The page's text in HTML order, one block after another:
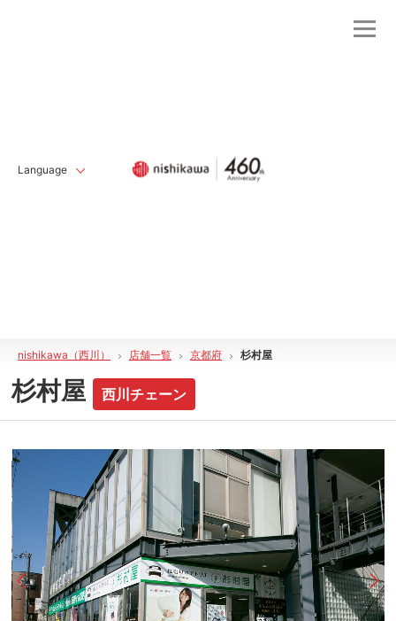
Language
nishikawa（西川） 店舗一覧 京都府 杉村屋
杉村屋 西川チェーン